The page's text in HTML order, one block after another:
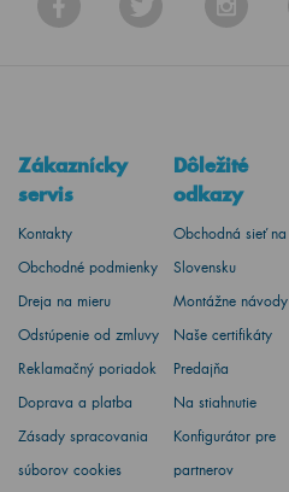
Zákaznícky
servis
Kontakty
Obchodné podmienky
Dreja na mieru
Odstúpenie od zmluvy
Reklamačný poriadok
Doprava a platba
Zásady spracovania
súborov cookies
Dôležité
odkazy
Obchodná sieť na
Slovensku
Montážne návody
Naše certifikáty
Predajňa
Na stiahnutie
Konfigurátor pre
partnerov